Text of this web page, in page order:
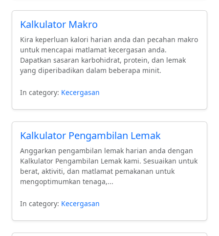
Kalkulator Makro
Kira keperluan kalori harian anda dan pecahan makro
untuk mencapai matlamat kecergasan anda.
Dapatkan sasaran karbohidrat, protein, dan lemak
yang diperibadikan dalam beberapa minit.
In category: Kecergasan
Kalkulator Pengambilan Lemak
Anggarkan pengambilan lemak harian anda dengan
Kalkulator Pengambilan Lemak kami. Sesuaikan untuk
berat, aktiviti, dan matlamat pemakanan untuk
mengoptimumkan tenaga,...
In category: Kecergasan